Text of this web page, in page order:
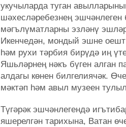
укучыларда туган
шәхесләребезнең эшчәнлеген
мәгълүматларны эзләнү
Икенчедән, мондый эшне
һәм рухи тәрбия бирүдә иң
Яшьләрнең нәкъ бүген алган
алдагы көнен билгелиячәк.
мәктәп һәм авыл музеен
Түгәрәк эшчәнлегендә
яшерелгән тарихына, Ватан